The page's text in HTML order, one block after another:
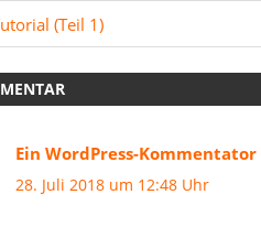
(Teil 1)
Ein WordPress-Kommentator
28. Juli 2018 um 12:48 Uhr